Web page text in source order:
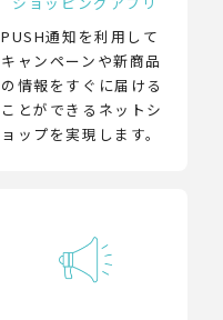
PUSH通知を利用して
キャンペーンや新商品
の情報をすぐに届ける
ことができるネットシ
ョップを実現します。